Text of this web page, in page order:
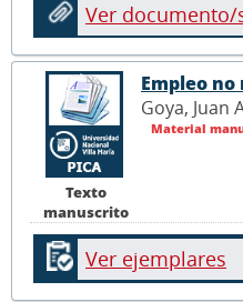
Ver documento/
Texto
manuscrito
Empleo
Goya, Juan
Material
Ver ejemplares